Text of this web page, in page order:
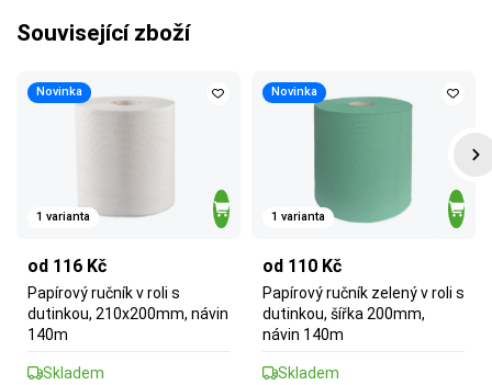
Související zboží
Novinka
1 varianta
od 116 Kč
Papírový ručník v roli s
dutinkou, 210x200mm, návin
140m
Skladem
Novinka
1 varianta
od 110 Kč
Papírový ručník zelený v roli s
dutinkou, šířka 200mm,
návin 140m
Skladem